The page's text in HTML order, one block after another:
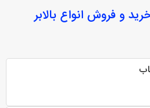
و فروش انواع بالابر